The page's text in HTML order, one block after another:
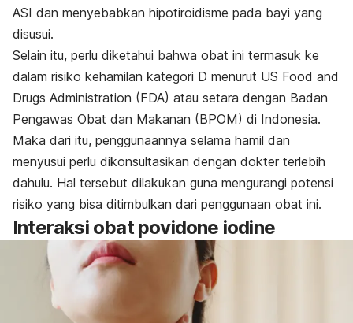
ASI dan menyebabkan hipotiroidisme pada bayi yang
disusui.
Selain itu, perlu diketahui bahwa obat ini termasuk ke
dalam risiko kehamilan kategori D menurut US Food and
Drugs Administration (FDA) atau setara dengan Badan
Pengawas Obat dan Makanan (BPOM) di Indonesia.
Maka dari itu, penggunaannya selama hamil dan
menyusui perlu dikonsultasikan dengan dokter terlebih
dahulu. Hal tersebut dilakukan guna mengurangi potensi
risiko yang bisa ditimbulkan dari penggunaan obat ini.
Interaksi obatpovidone iodine